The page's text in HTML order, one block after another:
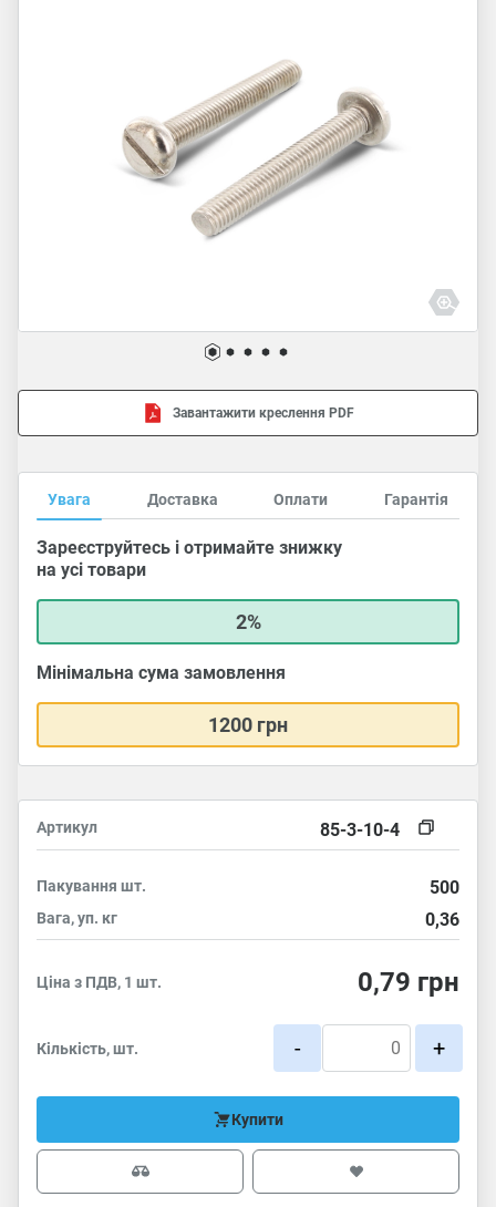
Завантажити креслення PDF
Увага Доставка Оплати Гарантія
Зареєструйтесь і отримайте знижку
на усі товари
2%
Мінімальна сума замовлення
1200 грн
Артикул 85-3-10-4
Пакування шт. 500
Вага, уп. кг 0,36
Ціна з ПДВ, 1 шт. 0,79 грн
Кількість, шт. - +
Купити